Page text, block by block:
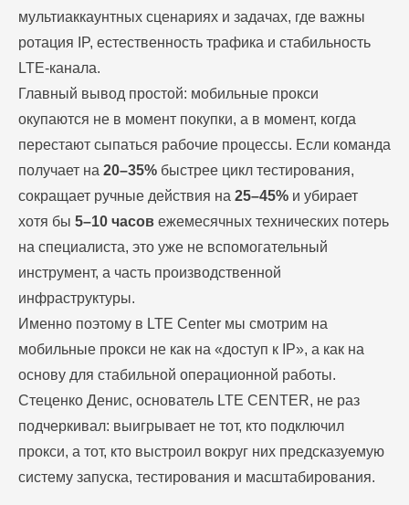
мультиаккаунтных сценариях и задачах, где важны
ротация IP, естественность трафика и стабильность
LTE-канала.
Главный вывод простой: мобильные прокси
окупаются не в момент покупки, а в момент, когда
перестают сыпаться рабочие процессы. Если команда
получает на 20–35% быстрее цикл тестирования,
сокращает ручные действия на 25–45% и убирает
хотя бы 5–10 часов ежемесячных технических потерь
на специалиста, это уже не вспомогательный
инструмент, а часть производственной
инфраструктуры.
Именно поэтому в LTE Center мы смотрим на
мобильные прокси не как на «доступ к IP», а как на
основу для стабильной операционной работы.
Стеценко Денис, основатель LTE CENTER, не раз
подчеркивал: выигрывает не тот, кто подключил
прокси, а тот, кто выстроил вокруг них предсказуемую
систему запуска, тестирования и масштабирования.